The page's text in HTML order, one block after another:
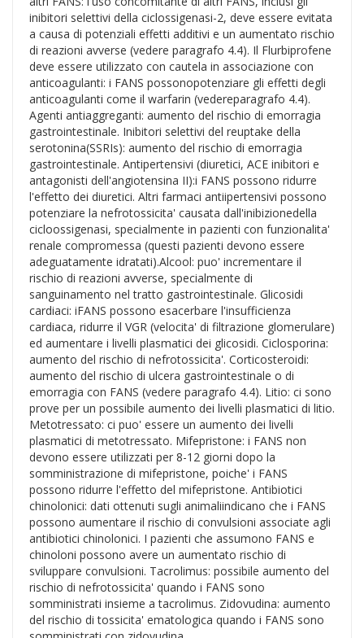
inibitori selettivi della ciclossigenasi-2, deve essere evitata
a causa di potenziali effetti additivi e un aumentato rischio
di reazioni avverse (vedere paragrafo 4.4). Il Flurbiprofene
deve essere utilizzato con cautela in associazione con
anticoagulanti: i FANS possonopotenziare gli effetti degli
anticoagulanti come il warfarin (vedereparagrafo 4.4).
Agenti antiaggreganti: aumento del rischio di emorragia
gastrointestinale. Inibitori selettivi del reuptake della
serotonina(SSRIs): aumento del rischio di emorragia
gastrointestinale. Antipertensivi (diuretici, ACE inibitori e
antagonisti dell'angiotensina II):i FANS possono ridurre
l'effetto dei diuretici. Altri farmaci antiipertensivi possono
potenziare la nefrotossicita' causata dall'inibizionedella
cicloossigenasi, specialmente in pazienti con funzionalita'
renale compromessa (questi pazienti devono essere
adeguatamente idratati).Alcool: puo' incrementare il
rischio di reazioni avverse, specialmente di
sanguinamento nel tratto gastrointestinale. Glicosidi
cardiaci: iFANS possono esacerbare l'insufficienza
cardiaca, ridurre il VGR (velocita' di filtrazione glomerulare)
ed aumentare i livelli plasmatici dei glicosidi. Ciclosporina:
aumento del rischio di nefrotossicita'. Corticosteroidi:
aumento del rischio di ulcera gastrointestinale o di
emorragia con FANS (vedere paragrafo 4.4). Litio: ci sono
prove per un possibile aumento dei livelli plasmatici di litio.
Metotressato: ci puo' essere un aumento dei livelli
plasmatici di metotressato. Mifepristone: i FANS non
devono essere utilizzati per 8-12 giorni dopo la
somministrazione di mifepristone, poiche' i FANS
possono ridurre l'effetto del mifepristone. Antibiotici
chinolonici: dati ottenuti sugli animaliindicano che i FANS
possono aumentare il rischio di convulsioni associate agli
antibiotici chinolonici. I pazienti che assumono FANS e
chinoloni possono avere un aumentato rischio di
sviluppare convulsioni. Tacrolimus: possibile aumento del
rischio di nefrotossicita' quando i FANS sono
somministrati insieme a tacrolimus. Zidovudina: aumento
del rischio di tossicita' ematologica quando i FANS sono